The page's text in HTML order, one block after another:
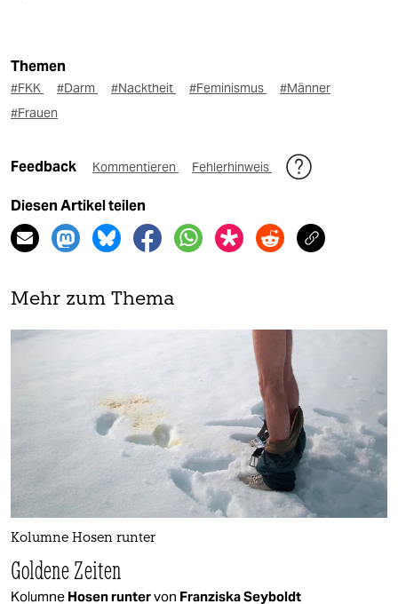
Themen
#FKK #Darm #Nacktheit #Feminismus
#Männer
#Frauen
Feedback Kommentieren Fehlerhinweis
Diesen Artikel teilen
Mehr zum Thema
Kolumne Hosen runter
Goldene Zeiten
Kolumne Hosen runtervon Franziska Seyboldt